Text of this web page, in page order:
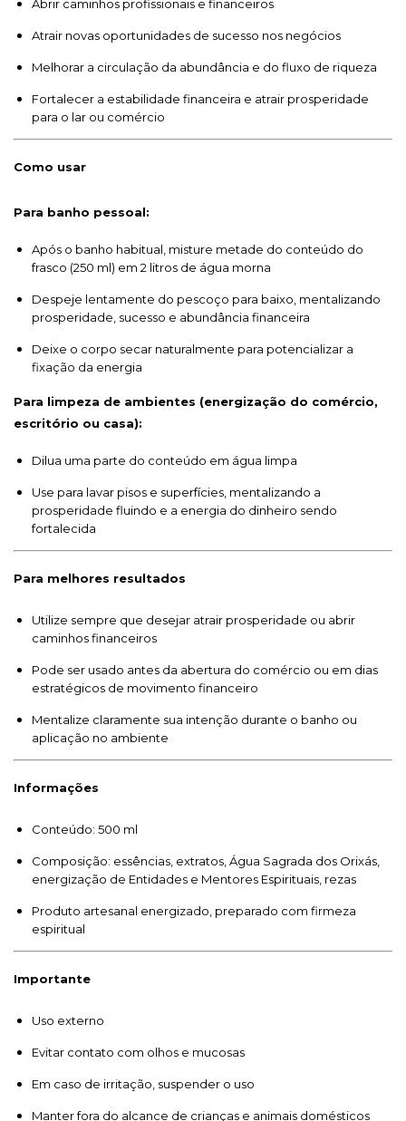
Abrir caminhos profissionais e financeiros
Atrair novas oportunidades de sucesso nos negócios
Melhorar a circulação da abundância e do fluxo de riqueza
Fortalecer a estabilidade financeira e atrair prosperidade
para o lar ou comércio
Como usar
Para banho pessoal:
Após o banho habitual, misture metade do conteúdo do
frasco (250 ml) em 2 litros de água morna
Despeje lentamente do pescoço para baixo, mentalizando
prosperidade, sucesso e abundância financeira
Deixe o corpo secar naturalmente para potencializar a
fixação da energia
Para limpeza de ambientes (energização do comércio,
escritório ou casa):
Dilua uma parte do conteúdo em água limpa
Use para lavar pisos e superfícies, mentalizando a
prosperidade fluindo e a energia do dinheiro sendo
fortalecida
Para melhores resultados
Utilize sempre que desejar atrair prosperidade ou abrir
caminhos financeiros
Pode ser usado antes da abertura do comércio ou em dias
estratégicos de movimento financeiro
Mentalize claramente sua intenção durante o banho ou
aplicação no ambiente
Informações
Conteúdo: 500 ml
Composição: essências, extratos, Água Sagrada dos Orixás,
energização de Entidades e Mentores Espirituais, rezas
Produto artesanal energizado, preparado com firmeza
espiritual
Importante
Uso externo
Evitar contato com olhos e mucosas
Em caso de irritação, suspender o uso
Manter fora do alcance de crianças e animais domésticos